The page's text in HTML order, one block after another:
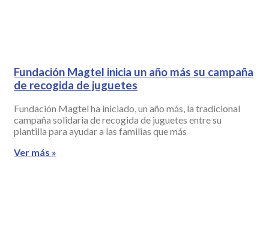
Fundación Magtel inicia un año más su campaña
de recogida de juguetes
Fundación Magtel ha iniciado, un año más, la tradicional
campaña solidaria de recogida de juguetes entre su
plantilla para ayudar a las familias que más
Ver más »